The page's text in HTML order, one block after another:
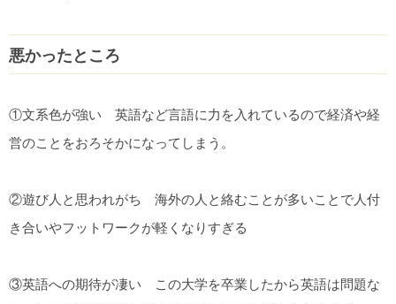
悪かったところ
①文系色が強い 英語など言語に力を入れているので経済や経
営のことをおろそかになってしまう。
②遊び人と思われがち 海外の人と絡むことが多いことで人付
き合いやフットワークが軽くなりすぎる
③英語への期待が凄い この大学を卒業したから英語は問題な